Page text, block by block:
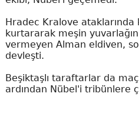
Hradec Kralove ataklarında
kurtararak meşin
vermeyen Alman eldiven,
devleşti.
Beşiktaşlı taraftarlar da
ardından Nübel'i tribünlere